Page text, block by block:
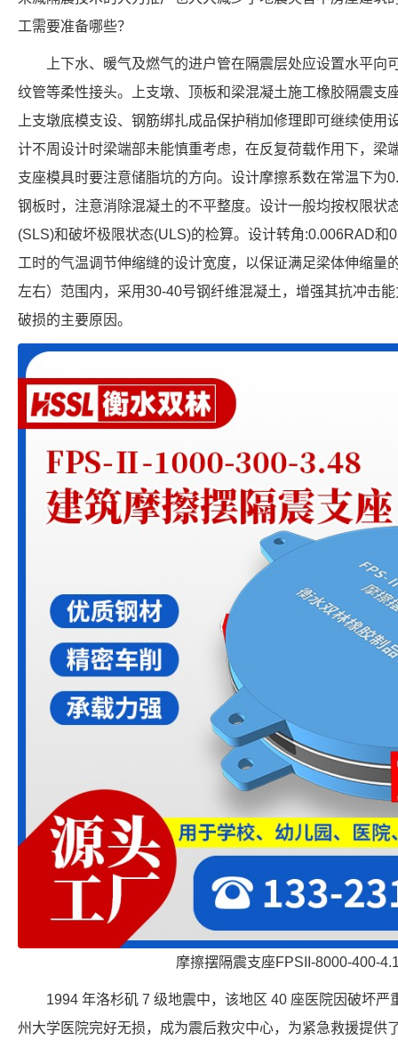
工需要准备哪些？
上下水、暖气及燃气的进户管在隔震层处应设置水平向
纹管等柔性接头。上支墩、顶板和梁混凝土施工橡胶隔震支
上支墩底模支设、钢筋绑扎成品保护稍加修理即可继续使用
计不周设计时梁端部未能慎重考虑，在反复荷载作用下，梁
支座模具时要注意储脂坑的方向。设计摩擦系数在常温下为
钢板时，注意消除混凝土的不平整度。设计一般均按权限状
(SLS)和破坏极限状态(ULS)的检算。设计转角:0.006RAD和
工时的气温调节伸缩缝的设计宽度，以保证满足梁体伸缩量
左右）范围内，采用30-40号钢纤维混凝土，增强其抗冲击
破损的主要原因。
摩擦摆隔震支座FPSII-8000-400-
1994 年洛杉矶 7 级地震中，该地区 40 座医院因破坏
州大学医院完好无损，成为震后救灾中心，为紧急救援提供